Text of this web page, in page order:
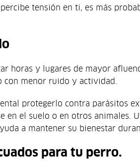
tensión en ti, es más
horas y lugares de mayor
menor ruido y actividad.
protegerlo contra parásitos
en el suelo o en otros animales.
a mantener su bienestar
para tu perro.